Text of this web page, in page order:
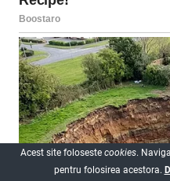
Acest site foloseste cookies.
pentru folosirea acestora.